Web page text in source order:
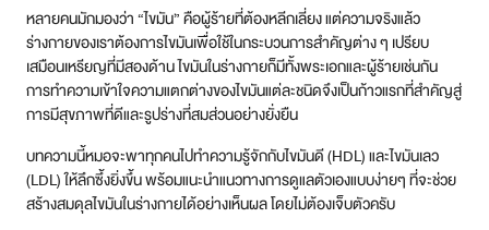
โปรโมชั่น
รายชื่อสาขา
สาขา Siam Paragon
สาขา Stadium One
หลายคนมักมองว่า “ไขมัน” คือผู้ร้ายที่ต้องหลีกเลี่ยง แต่ความจริงแล้ว
ร่างกายของเราต้องการไขมันเพื่อใช้ในกระบวนการสำคัญต่าง ๆ เปรียบ
เสมือนเหรียญที่มีสองด้าน ไขมันในร่างกายก็มีทั้งพระเอกและผู้ร้ายเช่นกัน
การทำความเข้าใจความแตกต่างของไขมันแต่ละชนิดจึงเป็นก้าวแรกที่สำคัญสู่
การมีสุขภาพที่ดีและรูปร่างที่สมส่วนอย่างยั่งยืน
บทความนี้หมอจะพาทุกคนไปทำความรู้จักกับไขมันดี (HDL) และไขมันเลว
(LDL) ให้ลึกซึ้งยิ่งขึ้น พร้อมแนะนำแนวทางการดูแลตัวเองแบบง่ายๆ ที่จะช่วย
สร้างสมดุลไขมันในร่างกายได้อย่างเห็นผล โดยไม่ต้องเจ็บตัวครับ